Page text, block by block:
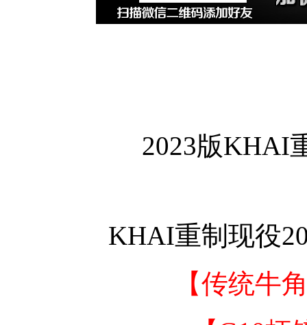
2023版KHAI
KHAI重制现役
【传统牛